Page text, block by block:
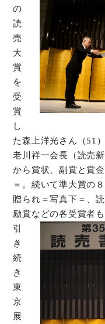
の
読
売
大
賞
を
受
賞
し
た森上洋光さん（51
老川祥一会長（読売
から賞状、副賞と賞
＝。続いて準大賞の
贈られ＝写真下＝、
励賞な どの各受賞者
引
き
続
き
東
京
展